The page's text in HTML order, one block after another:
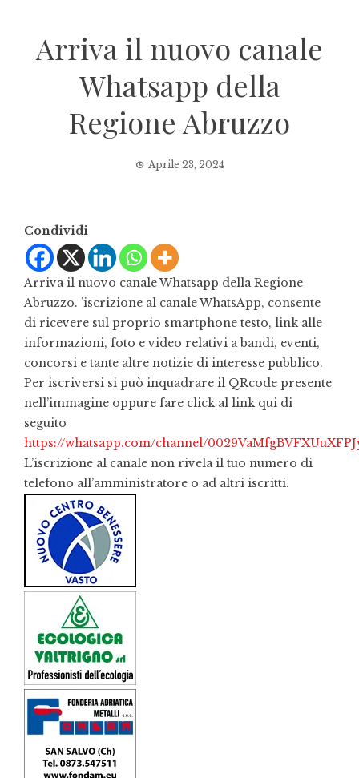
Arriva il nuovo canale
Whatsapp della
Regione Abruzzo
Aprile 23, 2024
Condividi
Arriva il nuovo canale Whatsapp della Regione
Abruzzo. ’iscrizione al canale WhatsApp, consente
di ricevere sul proprio smartphone testo, link alle
informazioni, foto e video relativi a bandi, eventi,
concorsi e tante altre notizie di interesse pubblico.
Per iscriversi si può inquadrare il QRcode presente
nell’immagine oppure fare click al link qui di
seguito
https://whatsapp.com/channel/
L’iscrizione al canale non rivela il tuo numero di
telefono all’amministratore o ad altri iscritti.